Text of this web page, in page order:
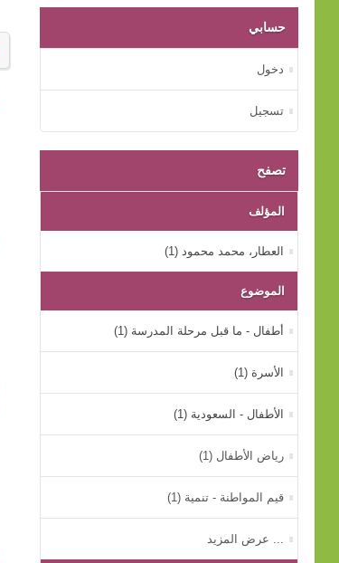
حسابي
دخول
تسجيل
تصفح
المؤلف
العطار، محمد محمود (1)
الموضوع
أطفال - ما قبل مرحلة المدرسة (1)
الأسرة (1)
الأطفال - السعودية (1)
رياض الأطفال (1)
قيم المواطنة - تنمية (1)
... عرض المزيد